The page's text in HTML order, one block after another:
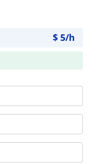
$ 5/h